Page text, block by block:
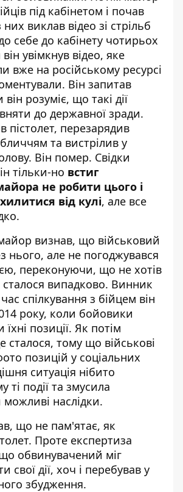
під кабінетом і почав
виклав відео зі стрільб
себе до кабінету чотирьох
увімкнув відео, яке
вже на російському ресурсі
Він запитав
розуміє, що такі дії
до державної зради.
пістолет, перезарядив
та вистрілив у
Він помер. Свідки
тільки-но встиг
не робити цього і
від кулі, але все
визнав, що військовий
нього, але не погоджувався
переконуючи, що не хотів
сталося випадково. Винник
спілкування з бійцем він
року, коли бойовики
позиції. Як потім
сталося, тому що військові
позицій у соціальних
ситуація нібито
ті події та змусила
наслідки.
що не пам'ятає, як
Проте експертиза
обвинувачений міг
свої дії, хоч і перебував у
збудження.